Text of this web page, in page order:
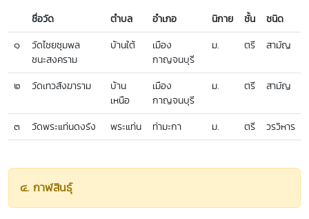
ชื่อวัด ตำบล อำเภอ นิกาย ชั้น
ชนิด
๑
วัดไชยชุมพล
ชนะสงคราม
บ้านใต้
เมือง
กาญจนบุรี
ม. ตรี สามัญ
๒ วัดเทวสังฆาราม
บ้าน
เหนือ
เมือง
กาญจนบุรี
ม. ตรี สามัญ
๓ วัดพระแท่นดงรัง พระแท่น ท่ามะกา ม. ตรี วรวิหาร
๔. กาฬสินธุ์